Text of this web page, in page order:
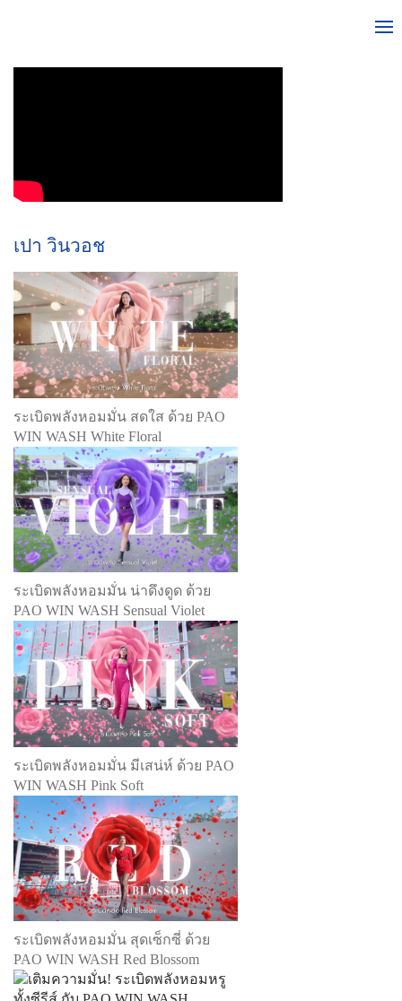
เปา วินวอช
ระเบิดพลังหอมมั่น สดใส ด้วย PAO
WIN WASH White Floral
ระเบิดพลังหอมมั่น น่าดึงดูด ด้วย
PAO WIN WASH Sensual Violet
ระเบิดพลังหอมมั่น มีเสน่ห์ ด้วย PAO
WIN WASH Pink Soft
ระเบิดพลังหอมมั่น สุดเซ็กซี่ ด้วย
PAO WIN WASH Red Blossom